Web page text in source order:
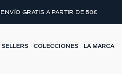
GRATIS A PARTIR DE 50€
SELLERS COLECCIONES LA MARCA